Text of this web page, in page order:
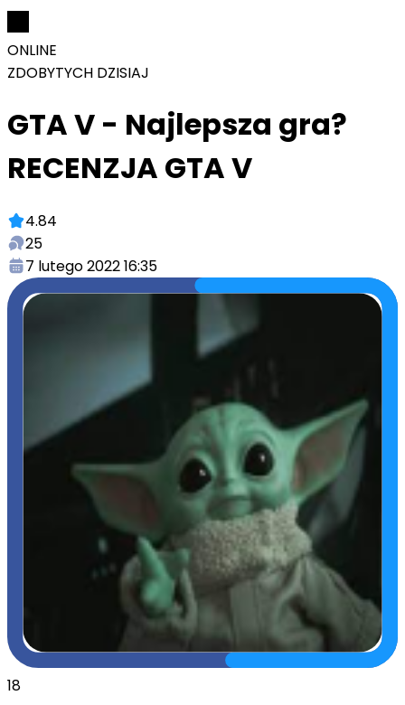
ONLINE
ZDOBYTYCH DZISIAJ
GTA V - Najlepsza gra?
RECENZJA GTA V
4.84
25
7 lutego 2022 16:35
18